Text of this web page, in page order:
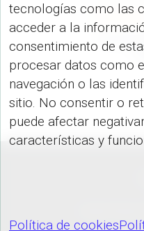
tecnologías como las
acceder a la
consentimiento de
procesar datos como
navegación o las
sitio. No consentir o
puede afectar
características y
Política de cookies
Set de